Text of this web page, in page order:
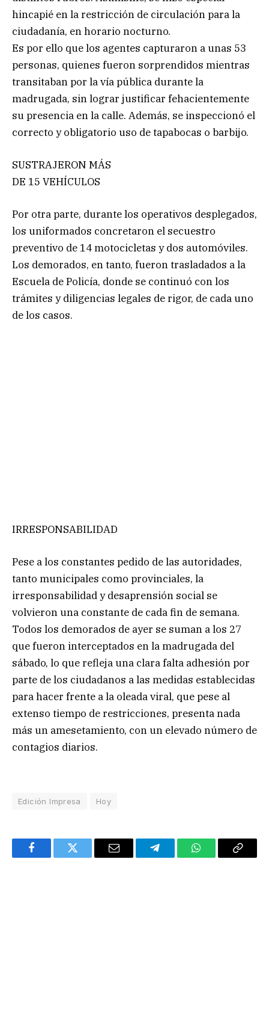
hincapié en la restricción de circulación para la
ciudadanía, en horario nocturno.
Es por ello que los agentes capturaron a unas 53
personas, quienes fueron sorprendidos mientras
transitaban por la vía pública durante la
madrugada, sin lograr justificar fehacientemente
su presencia en la calle. Además, se inspeccionó el
correcto y obligatorio uso de tapabocas o barbijo.
SUSTRAJERON MÁS
DE 15 VEHÍCULOS
Por otra parte, durante los operativos desplegados,
los uniformados concretaron el secuestro
preventivo de 14 motocicletas y dos automóviles.
Los demorados, en tanto, fueron trasladados a la
Escuela de Policía, donde se continuó con los
trámites y diligencias legales de rigor, de cada uno
de los casos.
IRRESPONSABILIDAD
Pese a los constantes pedido de las autoridades,
tanto municipales como provinciales, la
irresponsabilidad y desaprensión social se
volvieron una constante de cada fin de semana.
Todos los demorados de ayer se suman a los 27
que fueron interceptados en la madrugada del
sábado, lo que refleja una clara falta adhesión por
parte de los ciudadanos a las medidas establecidas
para hacer frente a la oleada viral, que pese al
extenso tiempo de restricciones, presenta nada
más un amesetamiento, con un elevado número de
contagios diarios.
Edición Impresa Hoy
FacebookTwitter Email TelegramWhatsAppCopy